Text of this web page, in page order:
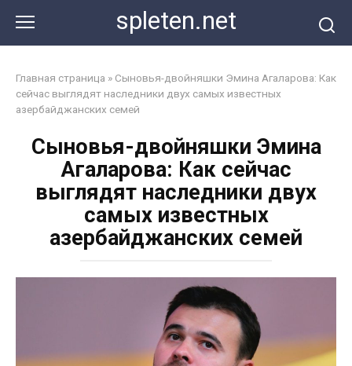
контенту
spleten.net
Главная страница » Сыновья-двойняшки Эмина Агаларова: Как
сейчас выглядят наследники двух самых известных
азербайджанских семей
Сыновья-двойняшки Эмина
Агаларова: Как сейчас
выглядят наследники двух
самых известных
азербайджанских семей